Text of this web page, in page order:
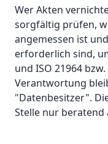
Wer Akten
sorgfältig prüfen,
angemessen ist
erforderlich sind,
und ISO 21964
Verantwortung
"Datenbesitzer".
Stelle nur beratend